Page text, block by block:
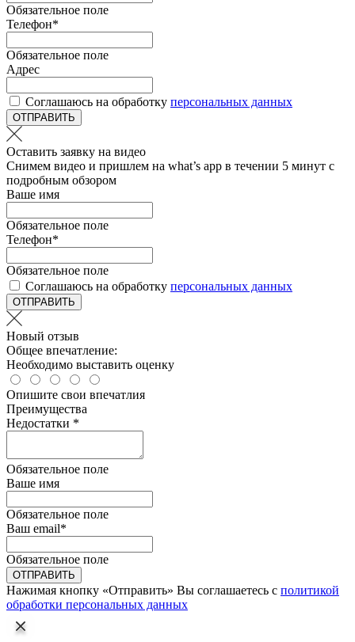
Обязательное поле
Телефон*
Обязательное поле
Адрес
Соглашаюсь на обработку персональных данных
ОТПРАВИТЬ
Оставить заявку на видео
Снимем видео и пришлем на what’s app в течении 5 минут с
подробным обзором
Ваше имя
Обязательное поле
Телефон*
Обязательное поле
Соглашаюсь на обработку персональных данных
ОТПРАВИТЬ
Новый отзыв
Общее впечатление:
Необходимо выставить оценку
Опишите свои впечатлия
Преимущества
Недостатки *
Обязательное поле
Ваше имя
Обязательное поле
Ваш email*
Обязательное поле
ОТПРАВИТЬ
Нажимая кнопку «Отправить» Вы соглашаетесь с политикой
обработки персональных данных